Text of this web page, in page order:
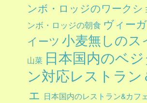
ンボ・ロッジのワークシ
ンボ・ロッジの朝食 ヴィー
イーツ 小麦無しのス
山菜 日本国内のベ
ン対応レストラン
ェ 日本国内のレストラン&カフェ